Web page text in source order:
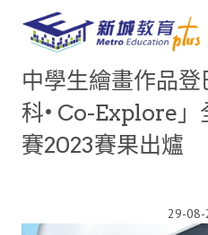
中學生繪畫作品
科• Co-Explore」
賽2023賽果出爐
29-08-